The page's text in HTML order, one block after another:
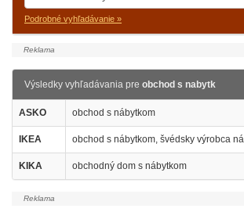
Podrobné vyhľadávanie »
Výsledky vyhľadávania pre obchod s nabytk
ASKO obchod s nábytkom
IKEA obchod s nábytkom, švédsky výrobca
KIKA obchodný dom s nábytkom